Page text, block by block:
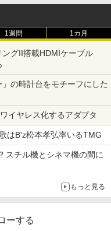
1週間 1カ月
グII搭載HDMIケーブル
の時計台をモチーフにした
イヤレス化するアダプタ
はB'z松本孝弘率いるTMG
スチル機とシネマ機の間に
もっと見る
ーする